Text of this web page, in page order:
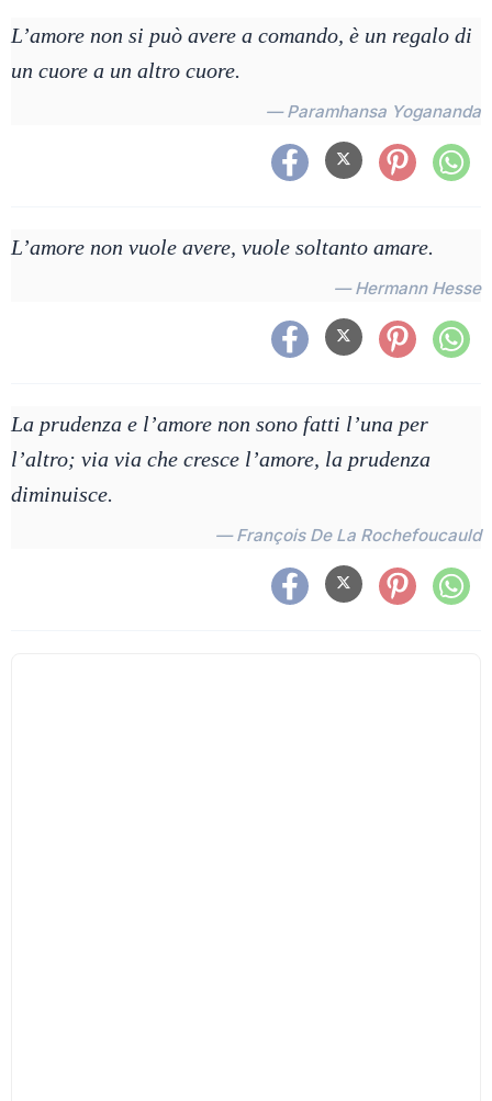
L’amore non si può avere a comando, è un regalo di
un cuore a un altro cuore.
— Paramhansa Yogananda
L’amore non vuole avere, vuole soltanto amare.
— Hermann Hesse
La prudenza e l’amore non sono fatti l’una per
l’altro; via via che cresce l’amore, la prudenza
diminuisce.
— François De La Rochefoucauld